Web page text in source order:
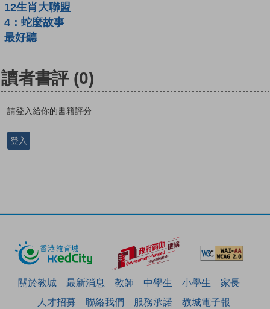
12生肖大聯盟
4：蛇麼故事
最好聽
讀者書評 (0)
請登入給你的書籍評分
登入
關於教城 最新消息 教師 中學生 小學生
家長
人才招募
聯絡我們 服務承諾 教城電子報